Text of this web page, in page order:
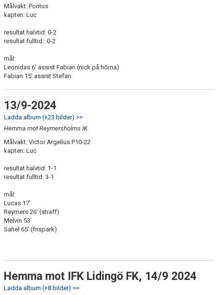
Målvakt: Pontus
kapten: Luc
resultat halvtid: 0-2
resultat fulltid : 0-2
mål:
Leonidas 6’ assist Fabian (nick på hörna)
Fabian 15’ assist Stefan
13/9-2024
Ladda album (+23 bilder) >>
Hemma mot Reymersholms IK
Målvakt: Victor Argelius P10-22
kapten: Luc
resultat halvtid: 1-1
resultat fulltid: 3-1
mål:
Lucas 17’
Reymers 26’ (straff)
Melvin 53’
Sahel 65’ (frispark)
Hemma mot IFK Lidingö FK, 14/9 2024
Ladda album (+8 bilder) >>